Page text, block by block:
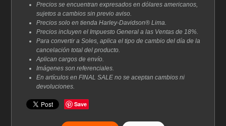
Precios se encuentran expresados en dólares americanos,
sujetos a cambios sin previo aviso.
Precios solo en tienda Harley-Davidson® Lima.
Precios incluyen el Impuesto General a las Ventas de 18%.
Para convertir a Soles, aplica el tipo de cambio del día de la
cancelación total del producto.
Aplican cargos de envío.
Imágenes son referenciales.
En artículos en FINAL SALE no se aceptan cambios ni
devoluciones.
Save